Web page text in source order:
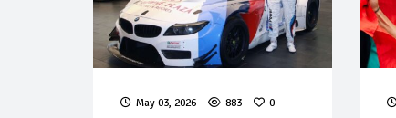
May 03, 2026 883 0